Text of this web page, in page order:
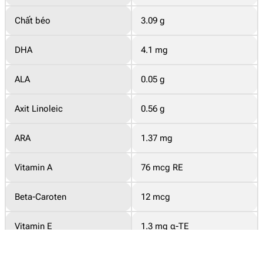
Chất béo 3.09 g
DHA 4.1 mg
ALA 0.05 g
Axit Linoleic 0.56 g
ARA 1.37 mg
Vitamin A 76 mcg RE
Beta-Caroten 12 mcg
Vitamin E 1.3 mg α-TE